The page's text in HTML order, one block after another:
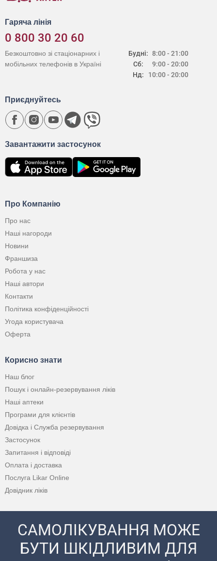
Гаряча лінія
0 800 30 20 60
Будні:
Сб:
Нд:
8:00 - 21:00
9:00 - 20:00
10:00 - 20:00
Безкоштовно зі стаціонарних і
мобільних телефонів в Україні
Про Компанію
Про нас
Наші нагороди
Новини
Франшиза
Робота у нас
Наші автори
Контакти
Політика конфіденційності
Угода користувача
Оферта
Корисно знати
Наш блог
Пошук і онлайн-резервування ліків
Наші аптеки
Програми для клієнтів
Довідка і Служба резервування
Застосунок
Запитання і відповіді
Оплата і доставка
Послуга Likar Online
Довідник ліків
Завантажити застосунок
Приєднуйтесь
САМОЛІКУВАННЯ МОЖЕ
БУТИ ШКІДЛИВИМ ДЛЯ